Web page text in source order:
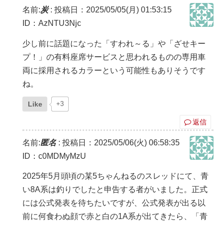
名前:炭: 投稿日：2025/05/05(月) 01:53:15
ID：AzNTU3Njc
少し前に話題になった「すわれ～る」や「ざせキー
プ！」の有料座席サービスと思われるものの専用車
両に採用されるカラーという可能性もありそうです
ね。
Like +3
返信
名前:匿名: 投稿日：2025/05/06(火) 06:58:35
ID：c0MDMyMzU
2025年5月頭頃の某5ちゃんねるのスレッドにて、青
い8A系は釣りでしたと申告する者がいました。正式
には公式発表を待ちたいですが、公式発表が出る以
前に何食わぬ顔で赤と白の1A系が出てきたら、「青